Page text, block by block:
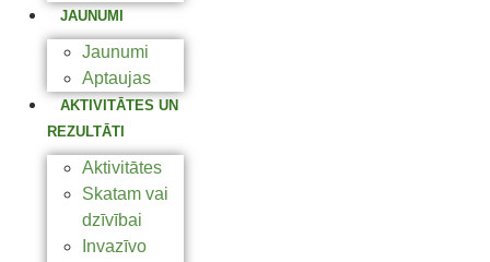
JAUNUMI
Jaunumi
Aptaujas
AKTIVITĀTES UN
REZULTĀTI
Aktivitātes
Skatam vai
dzīvībai
Invazīvo